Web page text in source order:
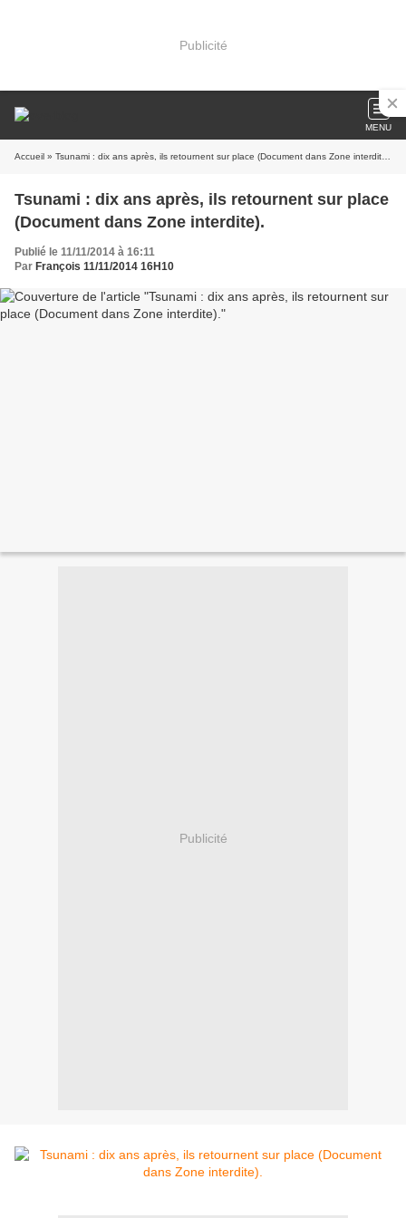
Publicité
MENU
Accueil » Tsunami : dix ans après, ils retournent sur place (Document dans Zone interdite).
Tsunami : dix ans après, ils retournent sur place
(Document dans Zone interdite).
Publié le 11/11/2014 à 16:11
Par François 11/11/2014 16H10
Publicité